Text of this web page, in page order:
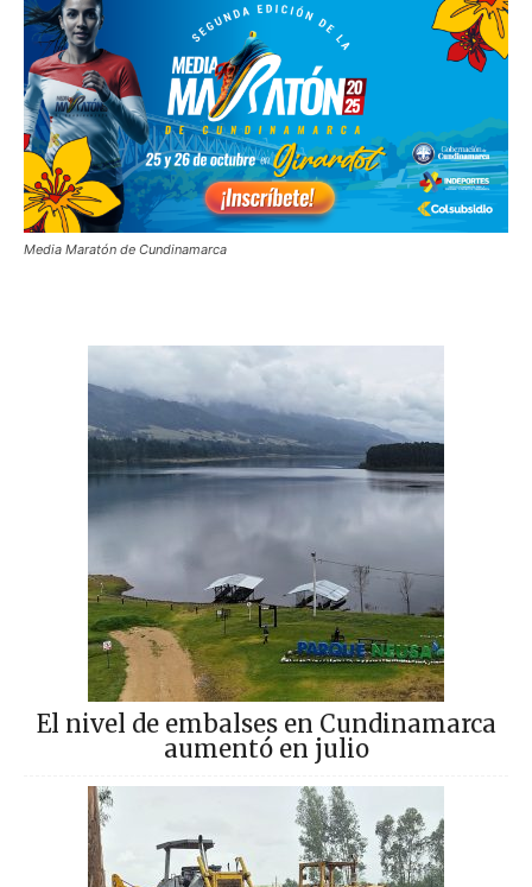
Media Maratón de Cundinamarca
El nivel de embalses en Cundinamarca
aumentó en julio